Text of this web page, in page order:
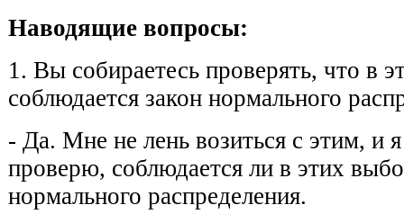
Наводящие вопросы:
1. Вы собираетесь проверять, что в
соблюдается закон нормального
- Да. Мне не лень возиться с этим, и я
проверю, соблюдается ли в этих
нормального распределения.